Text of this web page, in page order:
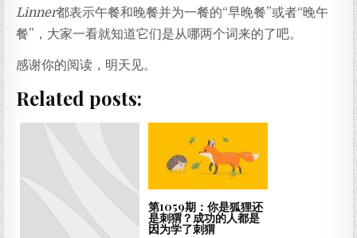
Linner都表示午餐和晚餐并为一餐的“早晚餐”或者“晚午
餐”，大家一看就知道它们是从哪两个词来的了吧。
感谢你的阅读，明天见。
Related posts:
第1059期：你是狐狸还
是刺猬？成功的人都是
因为学了刺猬